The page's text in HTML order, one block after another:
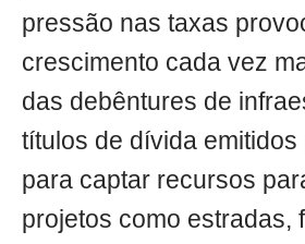
pressão nas taxas
crescimento cada vez
das debêntures de
títulos de dívida
para captar recursos
projetos como estradas,